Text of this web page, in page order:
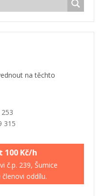
na těchto
315
100 Kč/h
č.p. 239, Šumice
oddílu.